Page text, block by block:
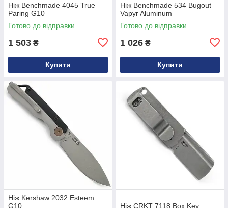
Ніж Benchmade 4045 True
Paring G10
Готово до відправки
1 503 ₴
Купити
Ніж Benchmade 534 Bugout
Vapyr Aluminum
Готово до відправки
1 026 ₴
Купити
Ніж Kershaw 2032 Esteem
G10
Ніж CRKT 7118 Box Key